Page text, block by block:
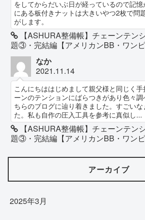
をしてからだいぶ日が経っているので記
にある板付きナットは大きいやつ2枚で問
がします。
【ASHURA整備帳】チェーンテン
題③・完結編【アメリカンBB・ワンピ
なか
2021.11.14
こんにちははじめまして親父様と同じく
ーンのテンションにばらつきがあり色々調
ちらのブログに辿り着きました。すごい
た。私も自作の圧入工具を参考に真似し...
【ASHURA整備帳】チェーンテン
題③・完結編【アメリカンBB・ワンピ
アーカイブ
2025年3月